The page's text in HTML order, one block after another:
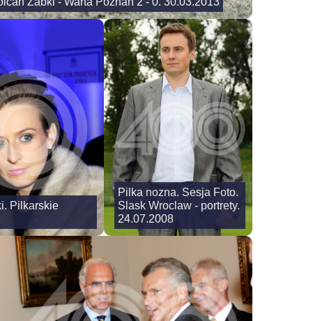
Pilkarskie
Pilka nozna. Sesja Foto.
Slask Wroclaw - portrety.
24.07.2008